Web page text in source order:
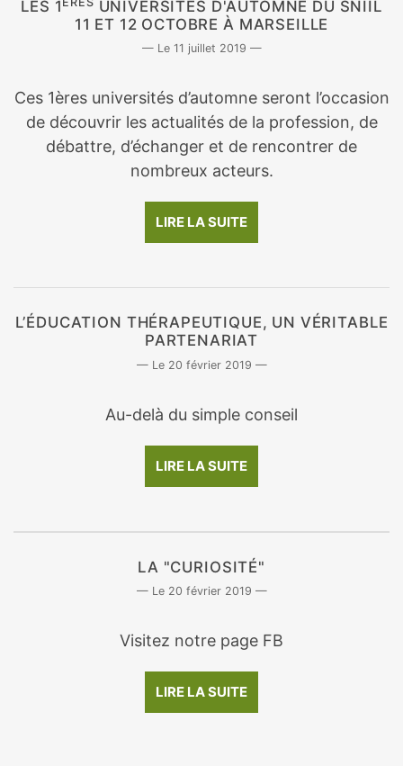
LES 1
UNIVERSITÉS D'AUTOMNE DU SNIIL
11 ET 12 OCTOBRE À MARSEILLE
11 juillet 2019
Ces 1ères universités d’automne seront l’occasion
de découvrir les actualités de la profession, de
débattre, d’échanger et de rencontrer de
nombreux acteurs.
LIRE LA SUITE
L’ÉDUCATION THÉRAPEUTIQUE, UN VÉRITABLE
PARTENARIAT
20 février 2019
Au-delà du simple conseil
LIRE LA SUITE
LA "CURIOSITÉ"
20 février 2019
Visitez notre page FB
LIRE LA SUITE